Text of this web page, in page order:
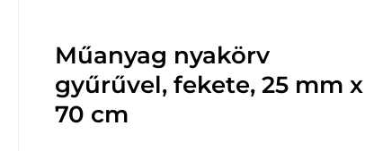
Műanyag nyakörv
gyűrűvel, fekete, 25 mm x
70 cm